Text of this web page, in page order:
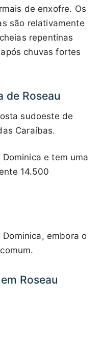
de enxofre. Os
são relativamente
repentinas
chuvas fortes
de Roseau
sudoeste de
Caraíbas.
e tem uma
14.500
embora o
Roseau